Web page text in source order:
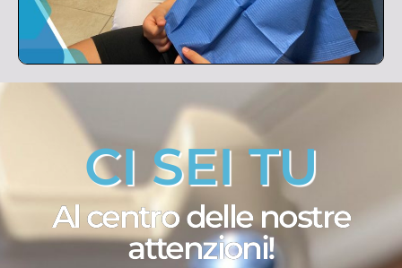
CI SEI TU
Al centro delle nostre
attenzioni!